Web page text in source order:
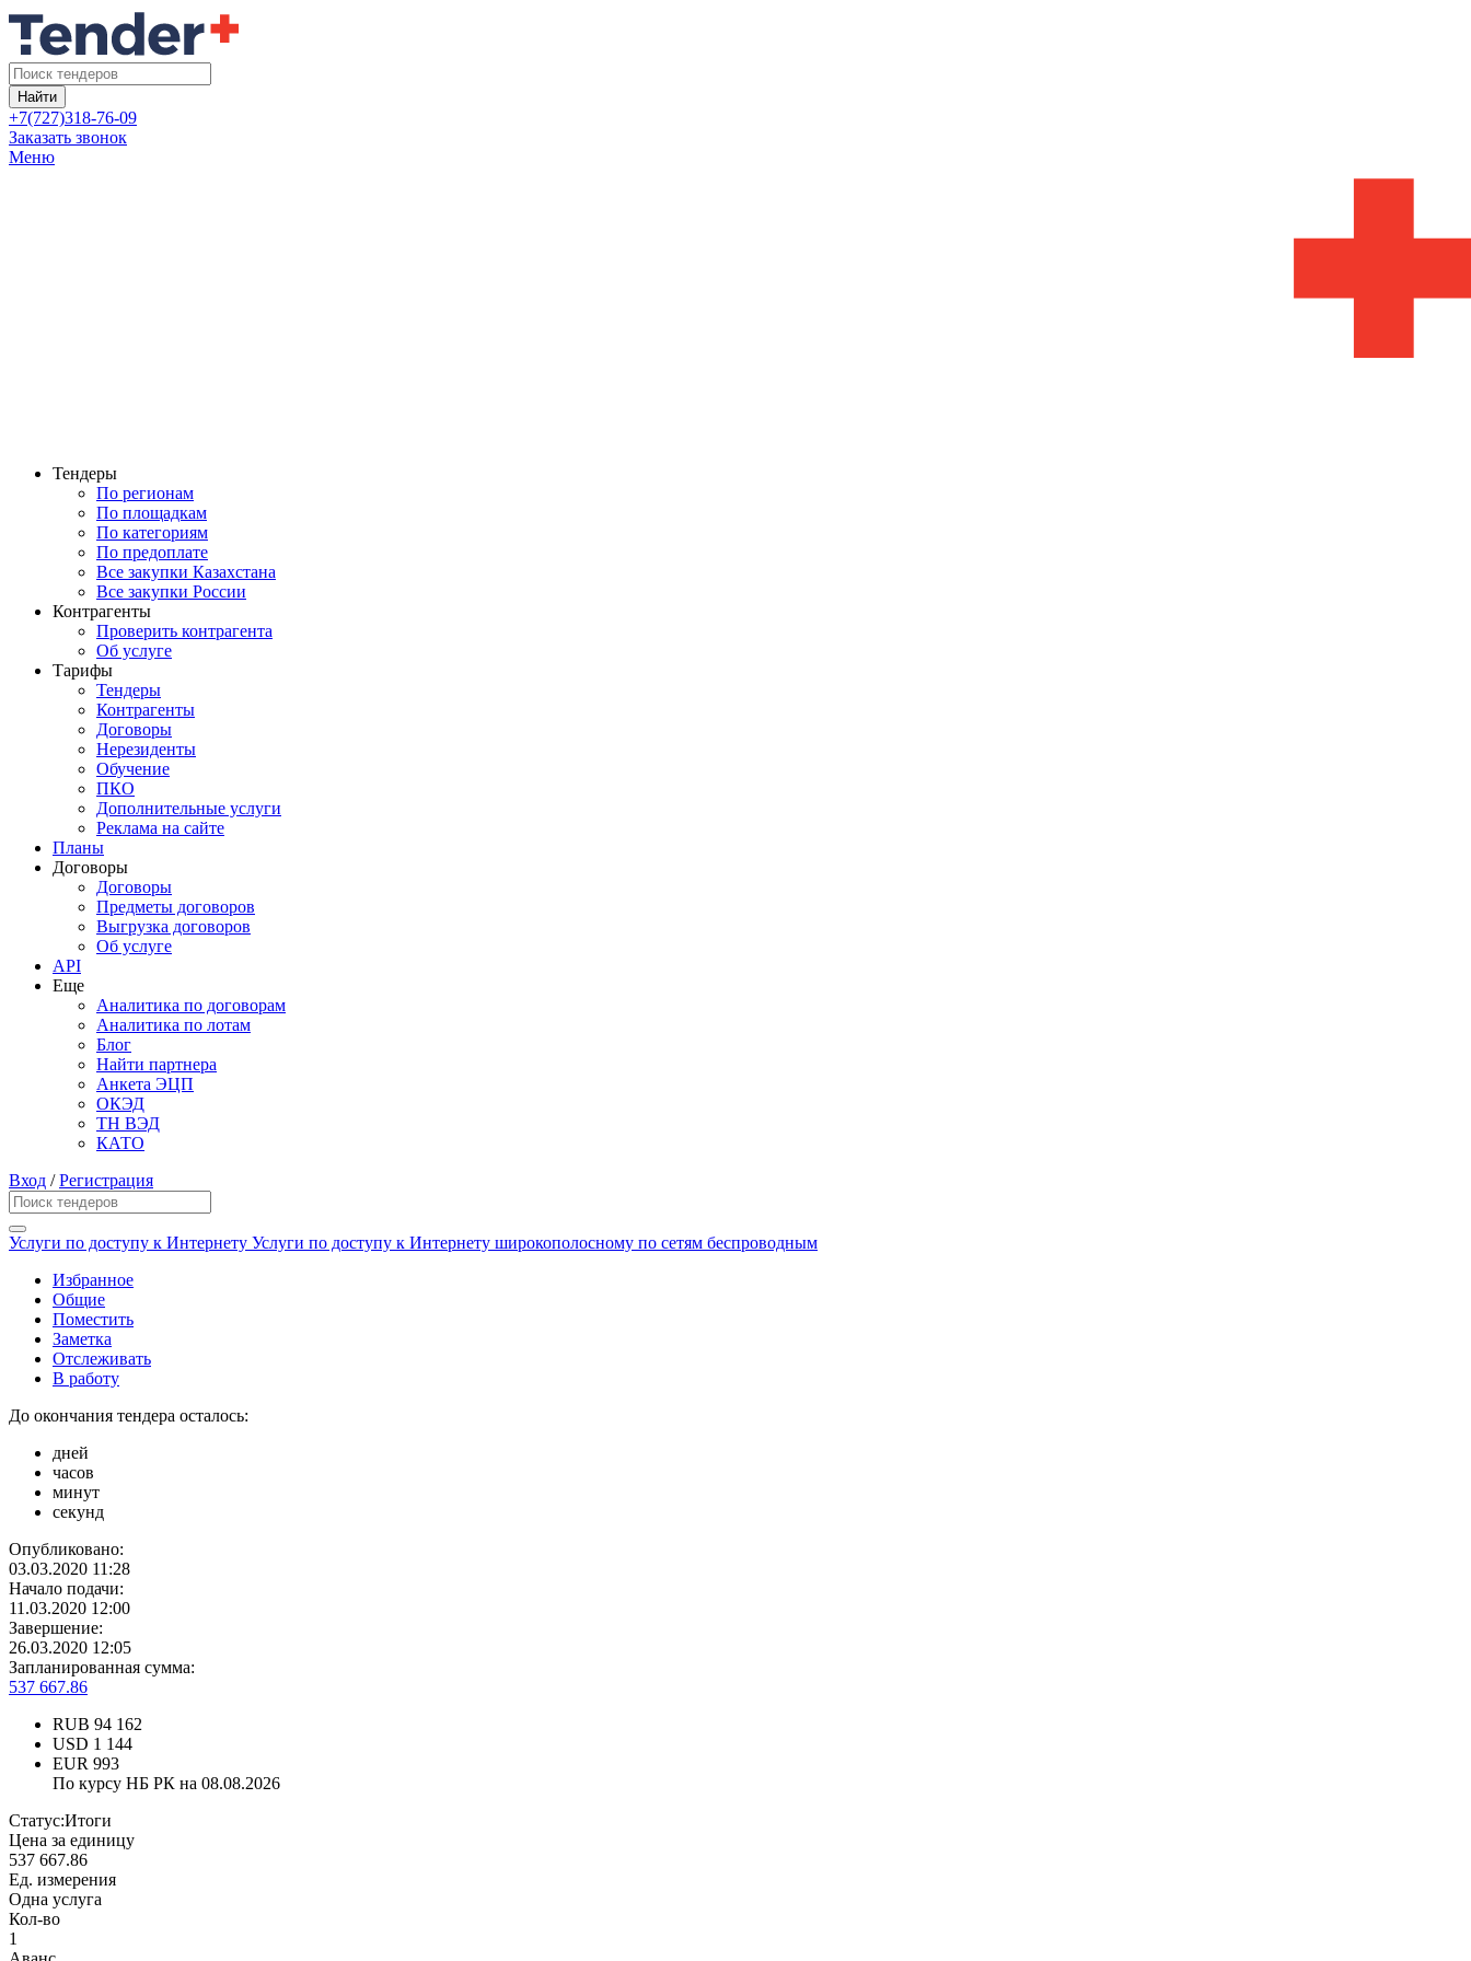
Найти
+7(727)318-76-09
Заказать звонок
Меню
Тендеры
По регионам
По площадкам
По категориям
По предоплате
Все закупки Казахстана
Все закупки России
Контрагенты
Проверить контрагента
Об услуге
Тарифы
Тендеры
Контрагенты
Договоры
Нерезиденты
Обучение
ПКО
Дополнительные услуги
Реклама на сайте
Планы
Договоры
Договоры
Предметы договоров
Выгрузка договоров
Об услуге
API
Еще
Аналитика по договорам
Аналитика по лотам
Блог
Найти партнера
Анкета ЭЦП
ОКЭД
ТН ВЭД
КАТО
Вход /Регистрация
Услуги по доступу к Интернету Услуги по доступу к Интернету широкополосному по сетям беспроводным
Избранное
Общие
Поместить
Заметка
Отслеживать
В работу
До окончания тендера осталось:
дней
часов
минут
секунд
Опубликовано:
03.03.2020 11:28
Начало подачи:
11.03.2020 12:00
Завершение:
26.03.2020 12:05
Запланированная сумма:
537 667.86
RUB 94 162
USD 1 144
EUR 993
По курсу НБ РК на 08.08.2026
Статус:Итоги
Цена за единицу
537 667.86
Ед. измерения
Одна услуга
Кол-во
1